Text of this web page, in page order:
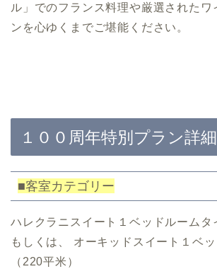
ル」 でのフランス料理や厳選されたワ
ンを心ゆくまでご堪能ください。
１００周年特別プラン詳細
■客室カテゴリー
ハレクラニスイート１ベッドルームタ
もしくは、 オーキッドスイート１ベ
（220平米）